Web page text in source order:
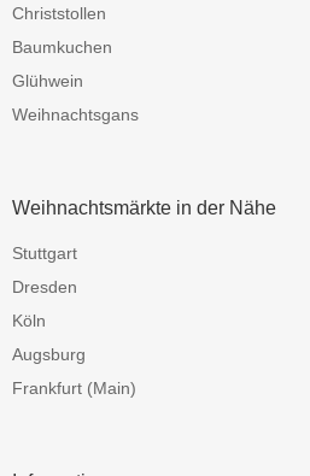
Christstollen
Baumkuchen
Glühwein
Weihnachtsgans
Weihnachtsmärkte in der Nähe
Stuttgart
Dresden
Köln
Augsburg
Frankfurt (Main)